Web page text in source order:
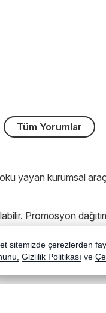
Tüm Yorumlar
yayan kurumsal
Promosyon
koku
ideal
sitemizde çerezlerden
Gizlilik Politikası ve